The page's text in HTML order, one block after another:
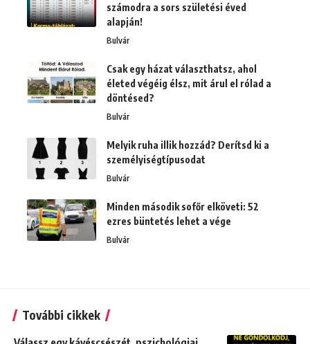
számodra a sors születési éved
alapján!
Bulvár
Csak egy házat választhatsz, ahol
életed végéig élsz, mit árul el rólad a
döntésed?
Bulvár
Melyik ruha illik hozzád? Derítsd ki a
személyiségtípusodat
Bulvár
Minden második sofőr elköveti: 52
ezres büntetés lehet a vége
Bulvár
További cikkek